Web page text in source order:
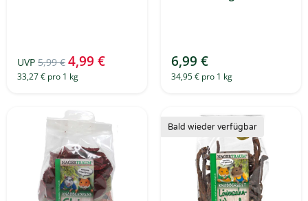
UVP 5,99 € 4,99 €
33,27 € pro 1 kg
6,99 €
34,95 € pro 1 kg
Bald wieder verfügbar